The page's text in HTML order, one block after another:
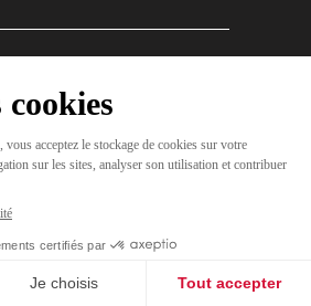
JE
M'INSCRIS